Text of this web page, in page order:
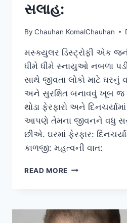
સલાહ:
By Chauhan KomalChauhan
મસ્ક્યુલર ડિસ્ટ્રોફી એક
ધીમે ધીમે સ્નાયુઓ નબળા
સાથે જીવતા લોકો માટે ઘરનું
અને સુરક્ષિત બનાવવું ખૂબ જ
થોડા ફેરફારો અને
આપણે તેમના જીવનને વધુ
છીએ. ઘરમાં ફેરફાર:
કાળજી: મહત્વની વાત:
READ MORE મસ્ક્યુલર
સલાહ: